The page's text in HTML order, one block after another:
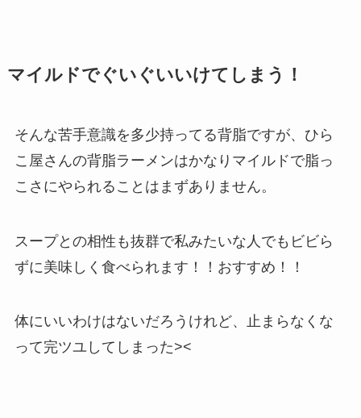
マイルドでぐいぐいいけてしまう！
そんな苦手意識を多少持ってる背脂ですが、ひら
こ屋さんの背脂ラーメンはかなりマイルドで脂っ
こさにやられることはまずありません。
スープとの相性も抜群で私みたいな人でもビビら
ずに美味しく食べられます！！おすすめ！！
体にいいわけはないだろうけれど、止まらなくな
って完ツユしてしまった><